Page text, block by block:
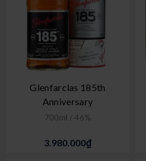
Glenfarclas 185th
Anniversary
700ml / 46%
3.980.000₫